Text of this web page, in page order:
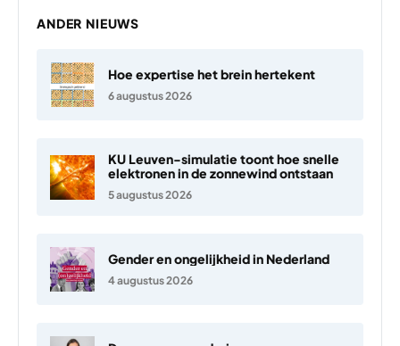
ANDER NIEUWS
Hoe expertise het brein hertekent
6 augustus 2026
KU Leuven-simulatie toont hoe snelle
elektronen in de zonnewind ontstaan
5 augustus 2026
Gender en ongelijkheid in Nederland
4 augustus 2026